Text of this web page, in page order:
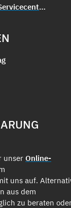
+49 681 905-0 (Servicecenter)
unser Online-
uns auf.
aus dem
zu beraten